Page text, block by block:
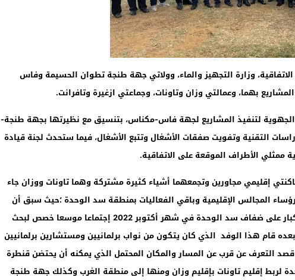
وزارة التجهيز والماء، وولاتي جهة طنجة تطوان الحسيمة وفاس
بهما، وعمالتي وزان وتاونات، وجماعتي ازغيرة وتافرانت.
لتنفيذ المشاريع لجهة فاس-مكناس، بتنسيق مع نظيرتها بجهة طنجة-
التقنية وتفويت صفقات الأشغال وتتبع الأشغال، فيما ستحدث لجنة قيادة
ممثلي الأطراف الموقعة على الاتفاقية.
إقليمي مجاورين وتجمعهما أشياء كثيرة مشتركة وهما تاونات ووزان جاء
المجالس الإقليمية وباقي الفعاليات بمنطقة سد الوحدة ؛حيث سبق أن
عقد برلمانيو الإقليمين بمعية منتخبين كبار على ضفاف سد الوحدة في شهر أكتوبر 2022 إجتماعا موسعا خصص لبحث
قام هذا الوفد الذي كان يتكون من نواب برلمانيين ومستشارين برلمانيين
التعرف عن قرب عن المسار والمكان المحتمل الذي يمكنه أن يحتضن قنطرة
لربط إقليم تاونات بإقليم وزان ومنها إلى منطقة الغرب وكذلك جهة طنجة